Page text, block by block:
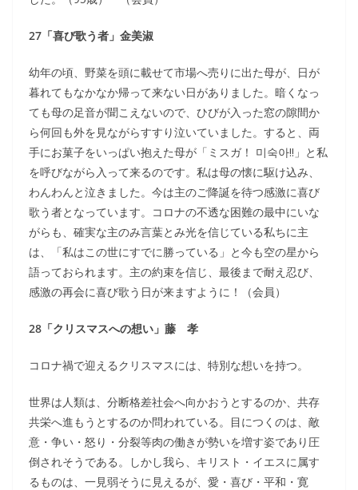
27「喜び歌う者」金美淑
幼年の頃、野菜を頭に載せて市場へ売りに出た母が、日が
暮れてもなかなか帰って来ない日がありました。暗くなっ
ても母の足音が聞こえないので、ひびが入った窓の隙間か
ら何回も外を見ながらすすり泣いていました。すると、両
手にお菓子をいっぱい抱えた母が「ミスガ！ 미숙아!!」と私
を呼びながら入って来るのです。私は母の懐に駆け込み、
わんわんと泣きました。今は主のご降誕を待つ感激に喜び
歌う者となっています。コロナの不透な困難の最中にいな
がらも、確実な主のみ言葉とみ光を信じている私ちに主
は、「私はこの世にすでに勝っている」と今も空の星から
語っておられます。主の約束を信じ、最後まで耐え忍び、
感激の再会に喜び歌う日が来ますように！（会員）
28「クリスマスへの想い」藤 孝
コロナ禍で迎えるクリスマスには、特別な想いを持つ。
世界は人類は、分断格差社会へ向かおうとするのか、共存
共栄へ進もうとするのか問われている。目につくのは、敵
意・争い・怒り・分裂等肉の働きが勢いを増す姿であり圧
倒されそうである。しかし我ら、キリスト・イエスに属す
るものは、一見弱そうに見えるが、愛・喜び・平和・寛